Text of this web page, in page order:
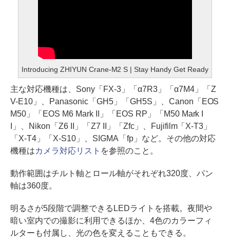
Introducing ZHIYUN Crane-M2 S | Stay Handy Get Ready
主な対応機種は、Sony「FX-3」「α7R3」「α7M4」「Z
V-E10」、Panasonic「GH5」「GH5S」、Canon「EOS
M50」「EOS M6 Mark II」「EOS RP」「M50 Mark I
I」、Nikon「Z6 II」「Z7 II」「Zfc」、Fujifilm「X-T3」
「X-T4」「X-S10」、SIGMA「fp」など。その他の対応
機種はカメラ対応リスト を参照のこと。
動作範囲はチルト軸とロール軸がそれぞれ320度、パン
軸は360度。
明るさが5段階で調整できるLEDライトを搭載。夜間や
暗い室内での撮影に利用できるほか、4色のカラーフィ
ルターも付属し、光の色を変えることもできる。